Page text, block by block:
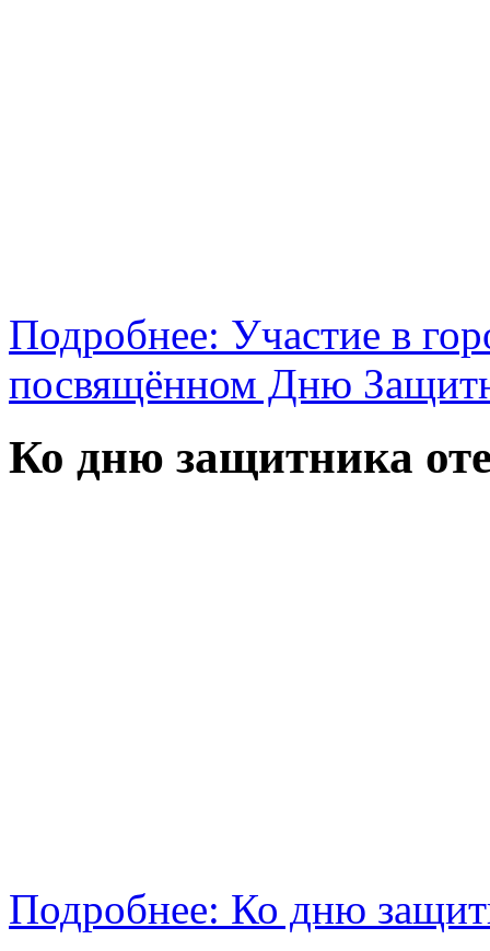
Подробнее: Участие в
посвящённом Дню
Ко дню защитника
Подробнее: Ко дню